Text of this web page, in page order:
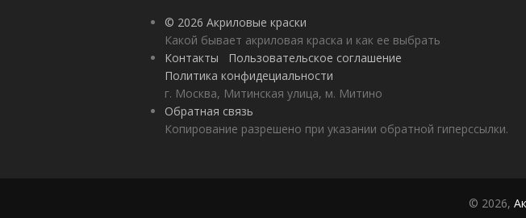
© 2026 Акриловые краски
Какой бывает акриловая краска и как ее выбрать
Контакты
Пользовательское соглашение
Политика конфидециальности
г. Москва, Митинская улица, м. Митино
Обратная связь
Копирование разрешено при указании обратной гиперссылки.
© 2026,